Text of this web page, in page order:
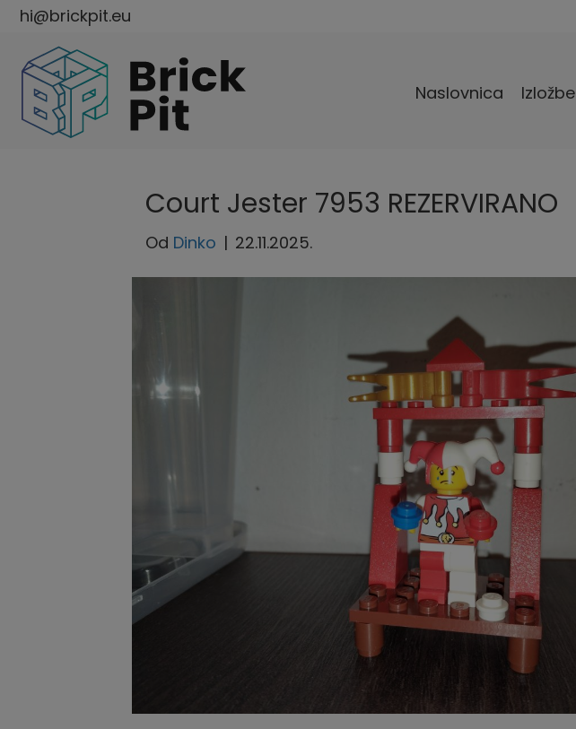
hi@brickpit.eu
Naslovnica Izložbe
Court Jester 7953 REZERVIRANO
Od Dinko | 22.11.2025.